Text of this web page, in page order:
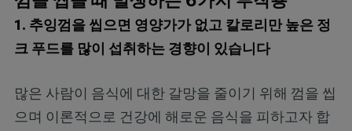
1. 추잉껌을 씹으면 영양가가 없고 칼로리만 높은 정
크 푸드를 많이 섭취하는 경향이 있습니다
많은 사람이 음식에 대한 갈망을 줄이기 위해 껌을 씹
으며 이론적으로 건강에 해로운 음식을 피하고자 합